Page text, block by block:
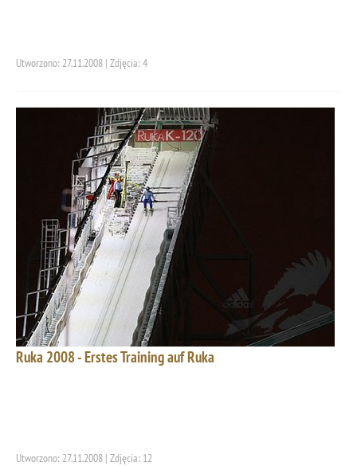
Utworzono: 27.11.2008 | Zdjęcia: 4
Ruka 2008 - Erstes Training auf Ruka
Utworzono: 27.11.2008 | Zdjęcia: 12